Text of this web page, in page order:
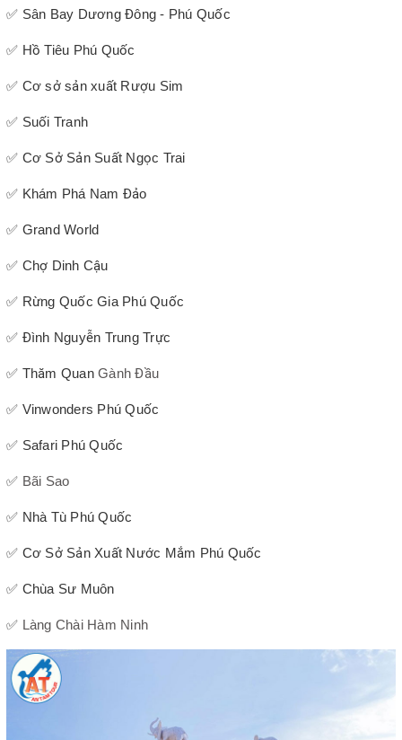
✅ Sân Bay Dương Đông - Phú Quốc
✅ Hồ Tiêu Phú Quốc
✅ Cơ sở sản xuất Rượu Sim
✅ Suối Tranh
✅ Cơ Sở Sản Suất Ngọc Trai
✅ Khám Phá Nam Đảo
✅ Grand World
✅ Chợ Dinh Cậu
✅ Rừng Quốc Gia Phú Quốc
✅ Đình Nguyễn Trung Trực
✅ Thăm Quan Gành Đầu
✅ Vinwonders Phú Quốc
✅ Safari Phú Quốc
✅ Bãi Sao
✅ Nhà Tù Phú Quốc
✅ Cơ Sở Sản Xuất Nước Mắm Phú Quốc
✅ Chùa Sư Muôn
✅ Làng Chài Hàm Ninh